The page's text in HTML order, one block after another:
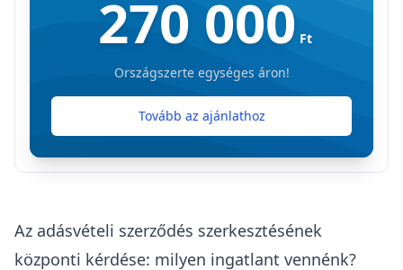
270 000 Ft
Országszerte egységes áron!
Tovább az ajánlathoz
Az adásvételi szerződés szerkesztésének
központi kérdése: milyen ingatlant vennénk?